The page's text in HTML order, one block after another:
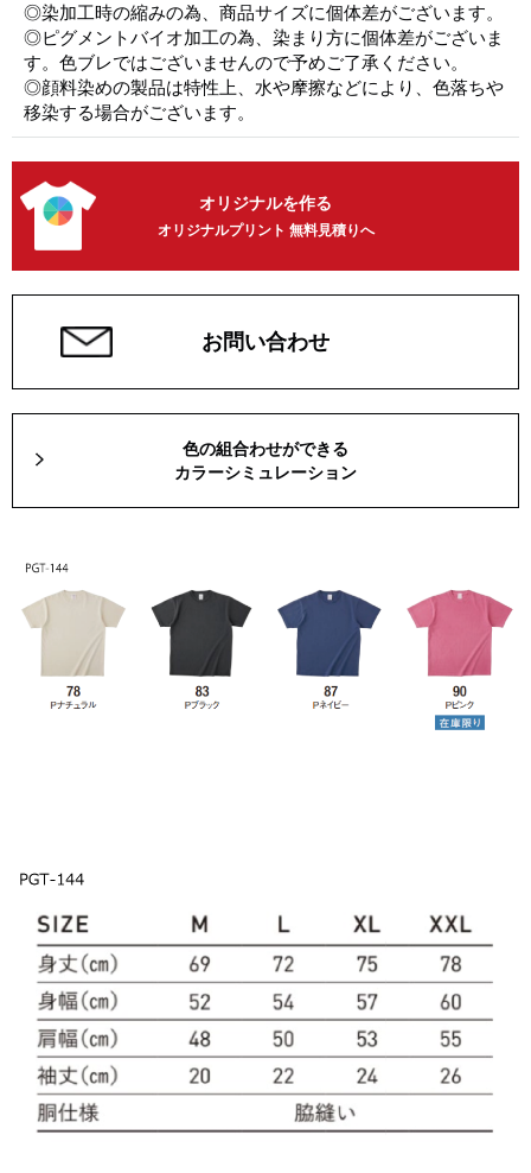
◎染加工時の縮みの為、商品サイズに個体差がございます。
◎ピグメントバイオ加工の為、染まり方に個体差がございま
す。色ブレではございませんので予めご了承ください。
◎顔料染めの製品は特性上、水や摩擦などにより、色落ちや
移染する場合がございます。
オリジナルを作る
オリジナルプリント 無料見積りへ
お問い合わせ
色の組合わせができる
カラーシミュレーション